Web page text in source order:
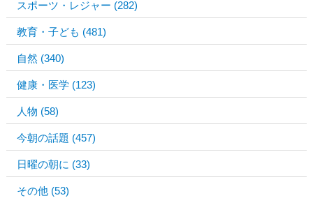
スポーツ・レジャー (282)
教育・子ども (481)
自然 (340)
健康・医学 (123)
人物 (58)
今朝の話題 (457)
日曜の朝に (33)
その他 (53)